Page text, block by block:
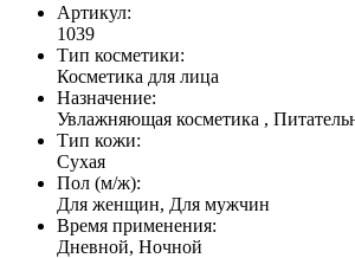
Артикул:
1039
Тип косметики:
Косметика для лица
Назначение:
Увлажняющая косметика ,
Тип кожи:
Сухая
Пол (м/ж):
Для женщин, Для мужчин
Время применения:
Дневной, Ночной